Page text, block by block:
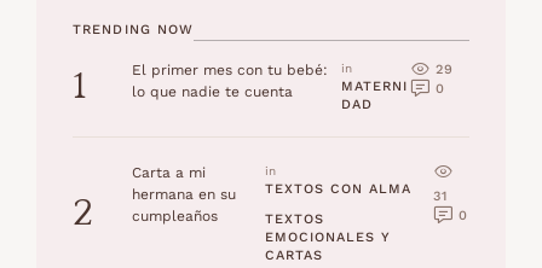
TRENDING NOW
1
El primer mes con tu bebé:
lo que nadie te cuenta
in
MATERNI
DAD
29
0
2
Carta a mi
hermana en su
cumpleaños
in
TEXTOS CON ALMA
TEXTOS
EMOCIONALES Y
CARTAS
31
0